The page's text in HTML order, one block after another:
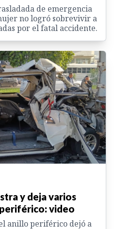
de emergencia
no logró sobrevivir a
por el fatal accidente.
y deja varios
video
anillo periférico dejó a